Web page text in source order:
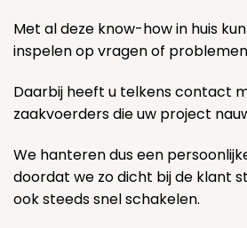
Met al deze know-how in huis
inspelen op vragen of
Daarbij heeft u telkens contact
zaakvoerders die uw project
We hanteren dus een
doordat we zo dicht bij de klant
ook steeds snel schakelen.